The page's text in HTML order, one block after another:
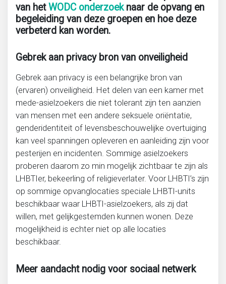
van hetWODC onderzoeknaar de opvang en
begeleiding van deze groepen en hoe deze
verbeterd kan worden.
Gebrek aan privacy bron van onveiligheid
Gebrek aan privacy is een belangrijke bron van
(ervaren) onveiligheid. Het delen van een kamer met
mede-asielzoekers die niet tolerant zijn ten aanzien
van mensen met een andere seksuele oriëntatie,
genderidentiteit of levensbeschouwelijke overtuiging
kan veel spanningen opleveren en aanleiding zijn voor
pesterijen en incidenten. Sommige asielzoekers
proberen daarom zo min mogelijk zichtbaar te zijn als
LHBTIer, bekeerling of religieverlater. Voor LHBTI’s zijn
op sommige opvanglocaties speciale LHBTI-units
beschikbaar waar LHBTI-asielzoekers, als zij dat
willen, met gelijkgestemden kunnen wonen. Deze
mogelijkheid is echter niet op alle locaties
beschikbaar.
Meer aandacht nodig voor sociaal netwerk